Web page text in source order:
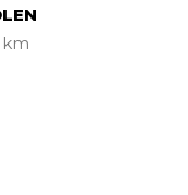
km